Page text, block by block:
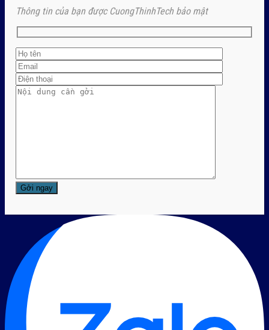
Thông tin của bạn được CuongThinhTech bảo mật